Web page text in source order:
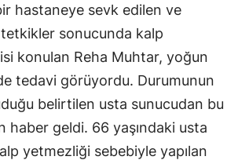
hastaneye sevk edilen ve
tetkikler sonucunda kalp
konulan Reha Muhtar, yoğun
tedavi görüyordu. Durumunun
belirtilen usta sunucudan bu
haber geldi. 66 yaşındaki usta
yetmezliği sebebiyle yapılan